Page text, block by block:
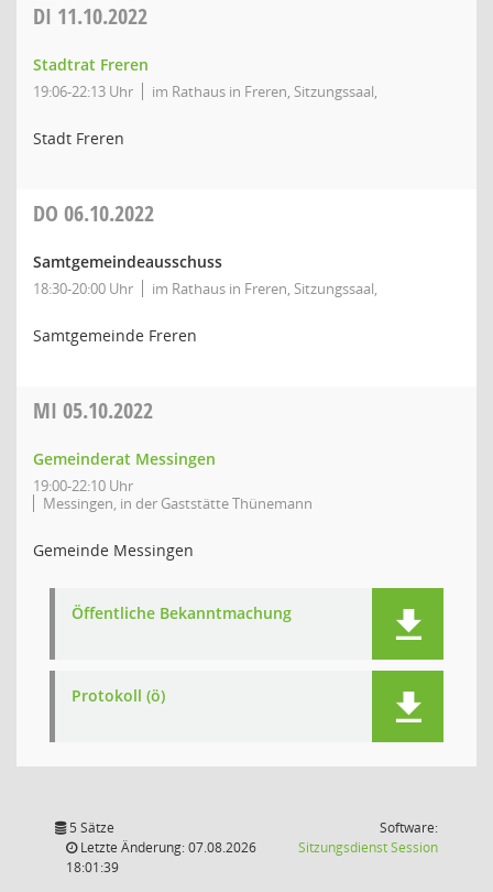
DI 11.10.2022
Stadtrat Freren
19:06-22:13 Uhr im Rathaus in Freren, Sitzungssaal,
Stadt Freren
DO 06.10.2022
Samtgemeindeausschuss
18:30-20:00 Uhr im Rathaus in Freren, Sitzungssaal,
Samtgemeinde Freren
MI 05.10.2022
Gemeinderat Messingen
19:00-22:10 Uhr
Messingen, in der Gaststätte Thünemann
Gemeinde Messingen
Öffentliche Bekanntmachung
Protokoll (ö)
5 Sätze
Letzte Änderung: 07.08.2026
18:01:39
Software:
SitzungsdienstSession(Wird in